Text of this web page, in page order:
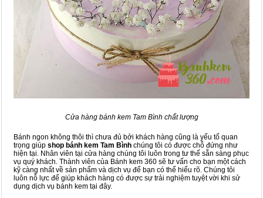
Cửa hàng bánh kem Tam Bình chất lượng
Bánh ngon không thôi thì chưa đủ bởi khách hàng cũng là yếu tố quan
trọng giúp shop bánh kem Tam Bình chúng tôi có được chỗ đứng như
hiện tại. Nhân viên tại cửa hàng chúng tôi luôn trong tư thế sẵn sàng phục
vụ quý khách. Thành viên của Bánh kem 360 sẽ tư vấn cho bạn một cách
kỹ càng nhất về sản phẩm và dịch vụ để bạn có thể hiểu rõ. Chúng tôi
luôn nỗ lực để giúp khách hàng có được sự trải nghiệm tuyệt vời khi sử
dụng dịch vụ bánh kem tại đây.